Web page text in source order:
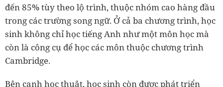
đến 85% tùy theo lộ trình, thuộc nhóm cao hàng đầu
trong các trường song ngữ. Ở cả ba chương trình, học
sinh không chỉ học tiếng Anh như một môn học mà
còn là công cụ để học các môn thuộc chương trình
Cambridge.
Bên cạnh học thuật, học sinh còn được phát triển